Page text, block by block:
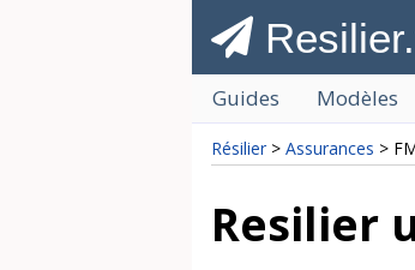
Guides Modèles
Résilier > Assurances >
Resilier